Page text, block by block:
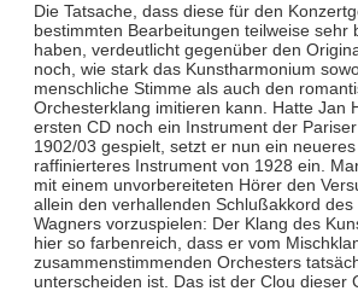
Die Tatsache, dass diese für den
bestimmten Bearbeitungen teilweise sehr
haben, verdeutlicht gegenüber den
noch, wie stark das Kunstharmonium
menschliche Stimme als auch den
Orchesterklang imitieren kann. Hatte Jan
ersten CD noch ein Instrument der
1902/03 gespielt, setzt er nun ein
raffinierteres Instrument von 1928 ein.
mit einem unvorbereiteten Hörer den
allein den verhallenden Schlußakkord des
Wagners vorzuspielen: Der Klang des
hier so farbenreich, dass er vom
zusammenstimmenden Orchesters
unterscheiden ist. Das ist der Clou dieser